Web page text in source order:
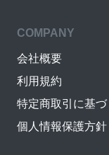
COMPANY
会社概要
利用規約
特定商取引に基
個人情報保護方針